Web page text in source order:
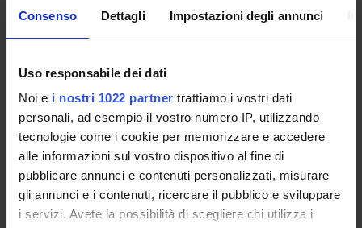
Consenso Dettagli Impostazioni degli annunci
Uso responsabile dei dati
Noi e i nostri 1022 partner trattiamo i vostri dati
personali, ad esempio il vostro numero IP, utilizzando
tecnologie come i cookie per memorizzare e accedere
alle informazioni sul vostro dispositivo al fine di
pubblicare annunci e contenuti personalizzati, misurare
gli annunci e i contenuti, ricercare il pubblico e sviluppare
i servizi. Avete la possibilità di scegliere chi utilizza i
CORSI DI STUDIO
DOTTORATI DI RICERCA E FORMAZIONE
SUPERIORE
Contatti
Persone
Luoghi